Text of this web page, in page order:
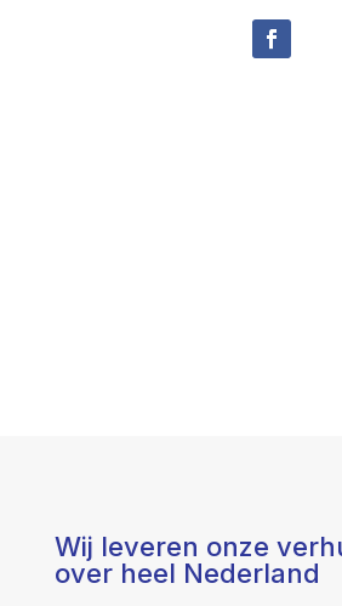
Wij leveren onze
over heel Nederland